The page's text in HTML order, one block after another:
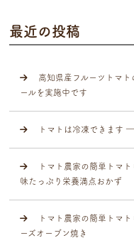
最近の投稿
高知県産フルーツトマ
ールを実施中です
トマトは冷凍できます
トマト農家の簡単トマ
味たっぷり栄養満点おかず
トマト農家の簡単トマ
ーズオーブン焼き